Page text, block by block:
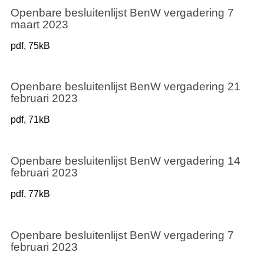
Openbare besluitenlijst BenW vergadering 7
maart 2023
pdf, 75kB
Openbare besluitenlijst BenW vergadering 21
februari 2023
pdf, 71kB
Openbare besluitenlijst BenW vergadering 14
februari 2023
pdf, 77kB
Openbare besluitenlijst BenW vergadering 7
februari 2023